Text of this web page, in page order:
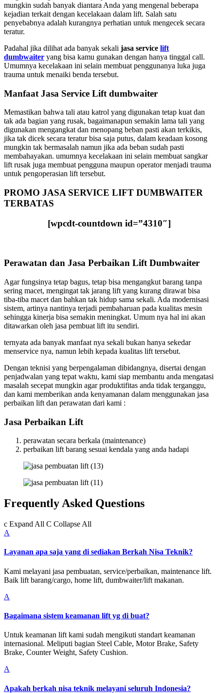
mungkin sudah banyak diantara Anda yang mengenal beberapa
kejadian terkait dengan kecelakaan dalam lift. Salah satu
penyebabnya adalah kurangnya perhatian untuk mengecek secara
teratur.
Padahal jika dilihat ada banyak sekali jasa service lift
dumbwaiter yang bisa kamu gunakan dengan hanya tinggal call.
Umumnya kecelakaan ini selain membuat penggunanya luka juga
trauma untuk menaiki benda tersebut.
Manfaat Jasa Service Lift dumbwaiter
Memastikan bahwa tali atau katrol yang digunakan tetap kuat dan
tak ada bagian yang rusak, bagaimanapun semakin lama tali yang
digunakan mengangkat dan menopang beban pasti akan terkikis,
jika tak dicek secara teratur bisa saja putus, dalam keadaan kosong
mungkin tak bermasalah namun jika ada beban sudah pasti
membahayakan. umumnya kecelakaan ini selain membuat sangkar
lift rusak juga membuat pengguna maupun operator menjadi trauma
untuk pengoperasian lift tersebut.
PROMO JASA SERVICE LIFT DUMBWAITER
TERBATAS
[wpcdt-countdown id=”4310″]
Perawatan dan Jasa Perbaikan Lift Dumbwaiter
Agar fungsinya tetap bagus, tetap bisa mengangkut barang tanpa
sering macet, mengingat tak jarang lift yang kurang dirawat bisa
tiba-tiba macet dan bahkan tak hidup sama sekali. Ada modernisasi
sistem, artinya nantinya terjadi pembaharuan pada kualitas mesin
sehingga kinerja bisa semakin meningkat. Umum nya hal ini akan
ditawarkan oleh jasa pembuat lift itu sendiri.
ternyata ada banyak manfaat nya sekali bukan hanya sekedar
menservice nya, namun lebih kepada kualitas lift tersebut.
Dengan teknisi yang berpengalaman dibidangnya, disertai dengan
penjadwalan yang tepat waktu, kami siap membantu anda mengatasi
masalah secepat mungkin agar produktifitas anda tidak terganggu,
dan kami memberikan anda kenyamanan dalam menggunakan jasa
perbaikan lift dan perawatan dari kami :
Jasa Perbaikan Lift
perawatan secara berkala (maintenance)
perbaikan lift barang sesuai kendala yang anda hadapi
Frequently Asked Questions
c Expand All C Collapse All
A
Layanan apa saja yang di sediakan Berkah Nisa Teknik?
Kami melayani jasa pembuatan, service/perbaikan, maintenance lift.
Baik lift barang/cargo, home lift, dumbwaiter/lift makanan.
A
Bagaimana sistem keamanan lift yg di buat?
Untuk keamanan lift kami sudah mengikuti standart keamanan
internasional. Meliputi bagian Steel Cable, Motor Brake, Safety
Brake, Counter Weight, Safety Cushion.
A
Apakah berkah nisa teknik melayani seluruh Indonesia?